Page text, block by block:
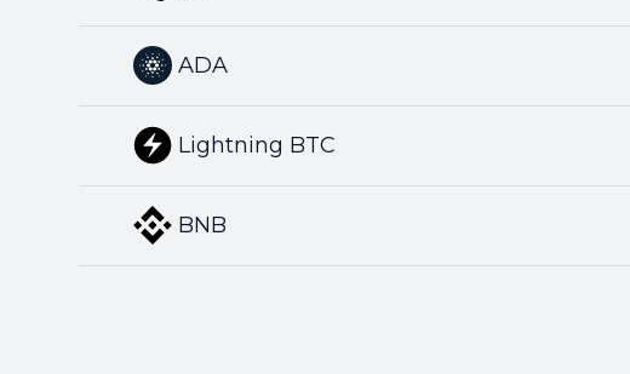
ADA
Lightning BTC
BNB